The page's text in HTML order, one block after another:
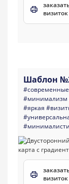
визиток
Шаблон
#современные
#минимализм
#яркая
визиток